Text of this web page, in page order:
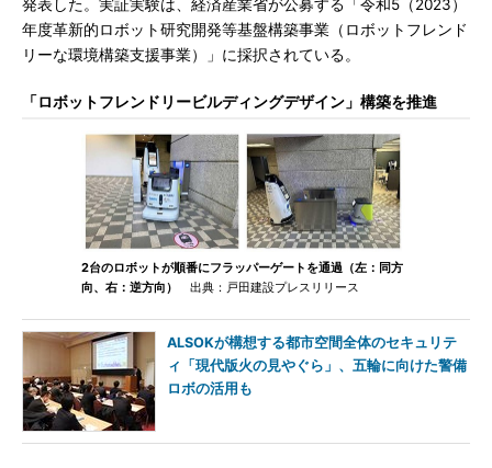
発表した。実証実験は、経済産業省が公募する「令和5（2023）
年度革新的ロボット研究開発等基盤構築事業（ロボットフレンド
リーな環境構築支援事業）」に採択されている。
「ロボットフレンドリービルディングデザイン」構築を推進
2台のロボットが順番にフラッパーゲートを通過（左：同方
向、右：逆方向）
出典：戸田建設プレスリリース
ALSOKが構想する都市空間全体のセキュリテ
ィ「現代版火の見やぐら」、五輪に向けた警備
ロボの活用も